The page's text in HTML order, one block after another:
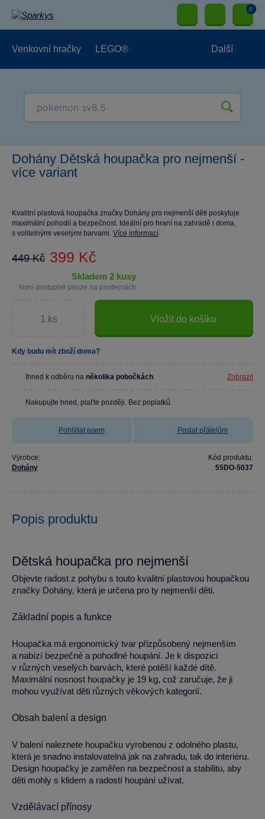
0
Venkovní hračky LEGO® Další
Dohány Dětská houpačka pro nejmenší -
více variant
Kvalitní plastová houpačka značky Dohány pro nejmenší děti poskytuje
maximální pohodlí a bezpečnost. Ideální pro hraní na zahradě i doma,
s volitelnými veselými barvami. Více informací
449 Kč 399 Kč
skladem 2 kusy
Nyní dostupné pouze na prodejnách
Vložit do košíku
Kdy budu mít zboží doma?
Ihned k odběru na několika pobočkách Zobrazit
Nakupujte hned, plaťte později. Bez poplatků.
Pohlídat psem Poslat přátelům
Výrobce:
Dohány
Kód produktu:
55DO-5037
Popis produktu
Dětská houpačka pro nejmenší
Objevte radost z pohybu s touto kvalitní plastovou houpačkou
značky Dohány, která je určena pro ty nejmenší děti.
Základní popis a funkce
Houpačka má ergonomický tvar přizpůsobený nejmenším
a nabízí bezpečné a pohodlné houpání. Je k dispozici
v různých veselých barvách, které potěší každé dítě.
Maximální nosnost houpačky je 19 kg, což zaručuje, že ji
mohou využívat děti různých věkových kategorií.
Obsah balení a design
V balení naleznete houpačku vyrobenou z odolného plastu,
která je snadno instalovatelná jak na zahradu, tak do interiéru.
Design houpačky je zaměřen na bezpečnost a stabilitu, aby
děti mohly s klidem a radostí houpání užívat.
Vzdělávací přínosy